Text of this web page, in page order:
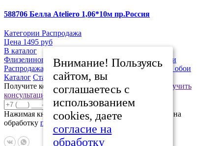
588706 Белла Ateliero 1,06*10м пр.Россия
Категории Распродажа
Цена 1495 руб
В каталог
Флизелиновые обои 1,06х10 Люстры, светильники
Распродажа
Виниловые обои 0,53*10м Бумажные обои
Каталог Статьи Распродажа Контакты
Получите консультацию нашего специалиста
Получить
консультацию
Отправить
Нажимая кнопку «Отправить», вы даете согласие на
обработку персональных данных
Внимание! Пользуясь
сайтом, вы
соглашаетесь с
использованием
cookies, даете
согласие на
обработку